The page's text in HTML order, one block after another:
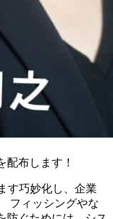
布します！
す巧妙化し、企業
フィッシングやな